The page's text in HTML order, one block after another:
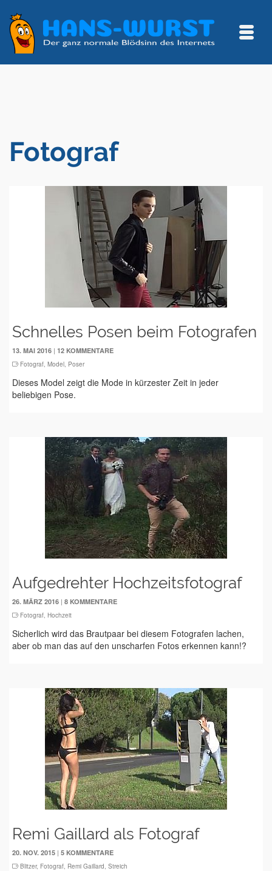
Fotograf
Schnelles Posen beim Fotografen
13. MAI 2016 | 12 KOMMENTARE
Fotograf, Model, Poser
Dieses Model zeigt die Mode in kürzester Zeit in jeder
beliebigen Pose.
Aufgedrehter Hochzeitsfotograf
26. MÄRZ 2016 | 8 KOMMENTARE
Fotograf, Hochzeit
Sicherlich wird das Brautpaar bei diesem Fotografen lachen,
aber ob man das auf den unscharfen Fotos erkennen kann!?
Remi Gaillard als Fotograf
20. NOV. 2015 | 5 KOMMENTARE
Blitzer, Fotograf, Remi Gaillard, Streich